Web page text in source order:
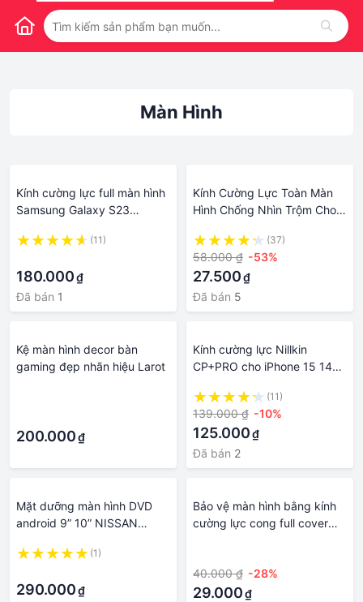
Màn Hình
Kính cường lực full màn hình
Samsung Galaxy S23
S20 Plus S20 Ultra S 3D CP
(11)
180.000₫
Đã bán 1
Kính Cường Lực Toàn Màn
Hình Chống Nhìn Trộm Cho
Pro+ Plus 7Z 6Z 3 2 2Z 2F
5F 5Z Reno8 T Reno8 Reno7
Reno6 Reno5 4G 5G 2023
(37)
58.000 ₫ -53%
27.500₫
Đã bán 5
Kệ màn hình decor bàn
gaming đẹp nhãn hiệu Larot
200.000₫
Kính cường lực Nillkin
CP+PRO cho iPhone 15 14
Max 11 Pro Max X Xs Max Xr
Full màn hình
(11)
139.000 ₫ -10%
125.000₫
Đã bán 2
Mặt dưỡng màn hình DVD
android 9” 10” NISSAN
2013 2014 2015 2016 2017
(1)
290.000₫
Bảo vệ màn hình bằng kính
cường lực cong full cover
40.000 ₫ -28%
29.000₫